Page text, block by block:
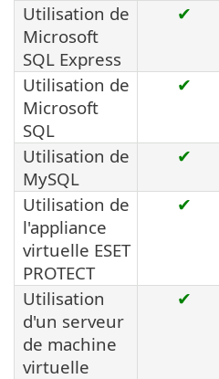
Utilisation de
Microsoft
SQL Express
✔
Utilisation de
Microsoft
SQL
✔
Utilisation de
MySQL
✔
Utilisation de
l'appliance
virtuelle ESET
PROTECT
✔
Utilisation
d'un serveur
de machine
virtuelle
✔